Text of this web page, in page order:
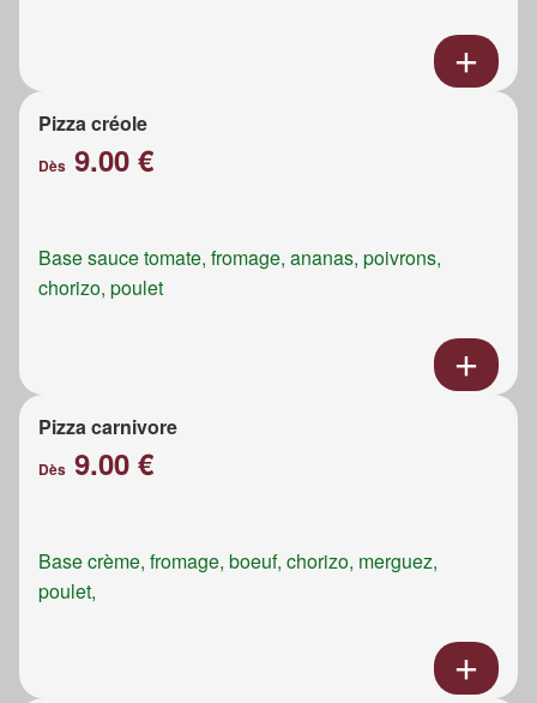
Pizza créole
Dès 9.00 €
Base sauce tomate, fromage, ananas, poivrons,
chorizo, poulet
Pizza carnivore
Dès 9.00 €
Base crème, fromage, boeuf, chorizo, merguez,
poulet,